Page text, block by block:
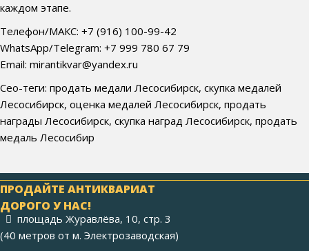
каждом этапе.
Телефон/МАКС: +7 (916) 100-99-42
WhatsApp/Telegram: +7 999 780 67 79
Email: mirantikvar@yandex.ru
Сео-теги: продать медали Лесосибирск, скупка медалей
Лесосибирск, оценка медалей Лесосибирск, продать
награды Лесосибирск, скупка наград Лесосибирск, продать
медаль Лесосибир
ПРОДАЙТЕ АНТИКВАРИАТ
ДОРОГО У НАС!
площадь Журавлёва, 10, стр. 3
(40 метров от м. Электрозаводская)